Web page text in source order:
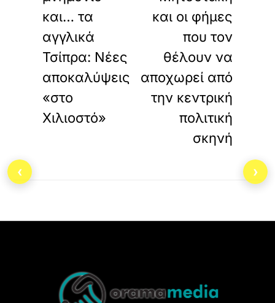
και… τα
αγγλικά
Τσίπρα: Νέες
αποκαλύψεις
«στο
Χιλιοστό»
και οι φήμες
που τον
θέλουν να
αποχωρεί από
την κεντρική
πολιτική
σκηνή
Top
‹ ›